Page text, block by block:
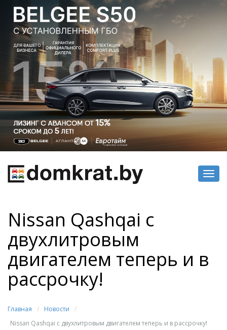
Nissan Qashqai с
двухлитровым
двигателем теперь и в
рассрочку!
Главная / Новости
/
Nissan Qashqai с двухлитровым двигателем теперь и в рассрочку!